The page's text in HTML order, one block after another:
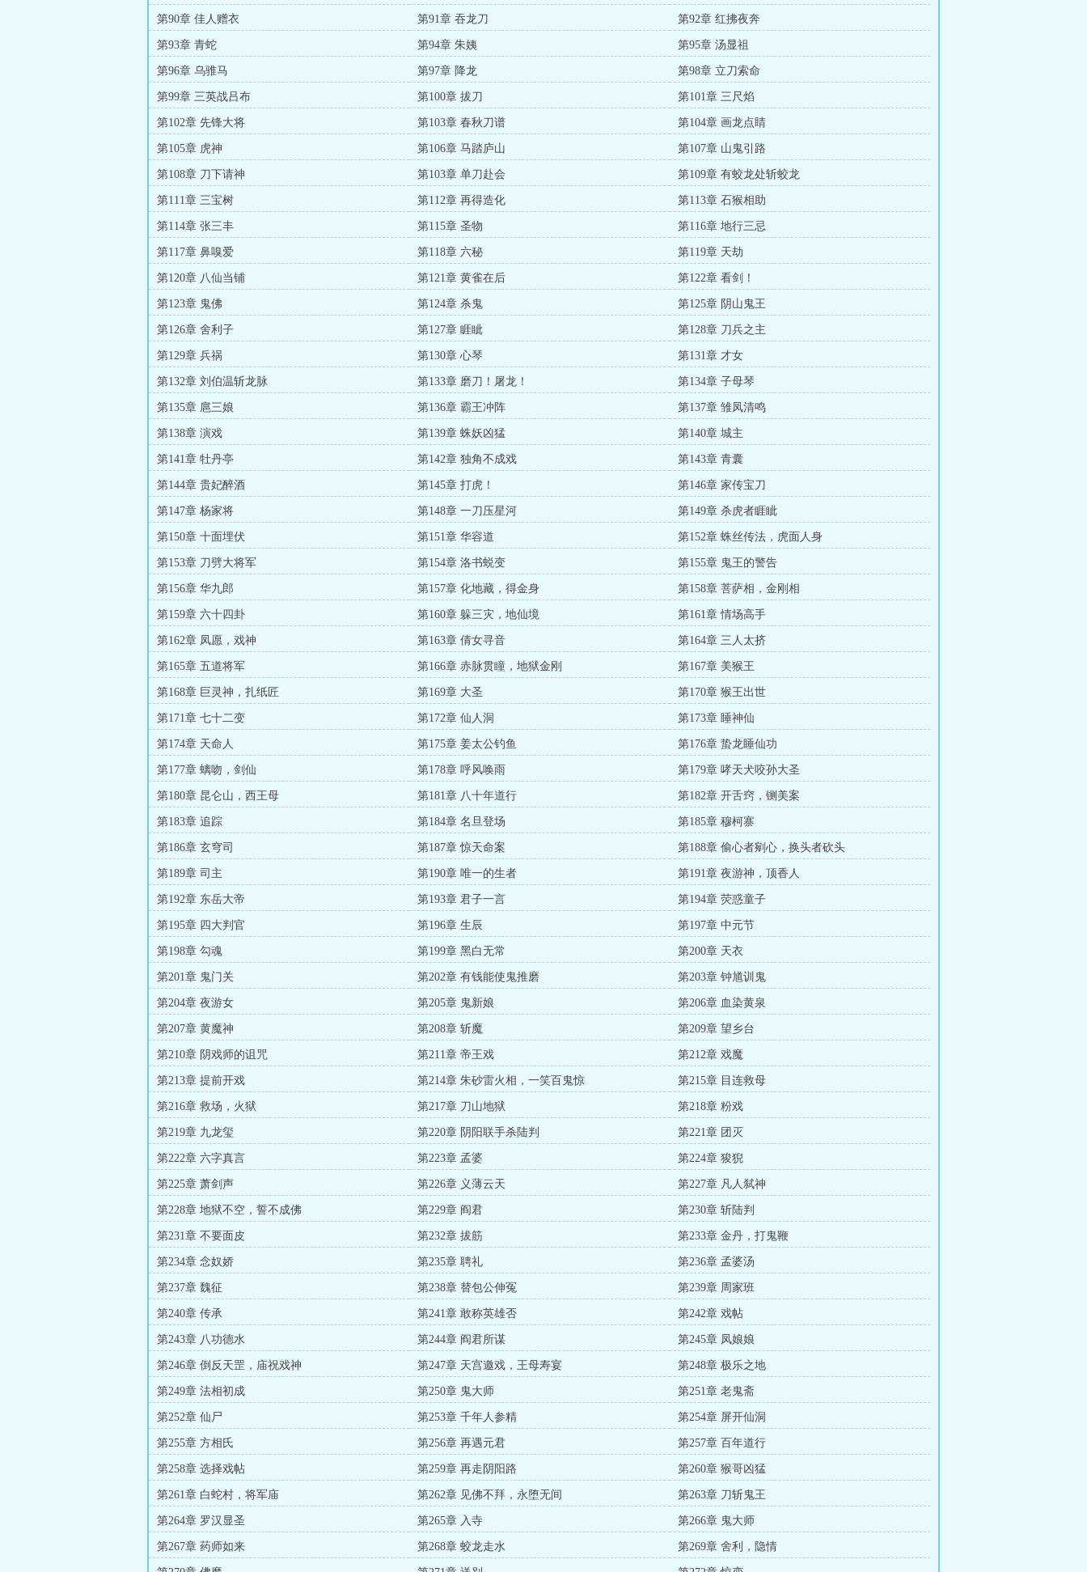
第90章 佳人赠衣 第91章 吞龙刀 第92章 红拂夜奔
第93章 青蛇 第94章 朱姨 第95章 汤显祖
第96章 乌骓马 第97章 降龙 第98章 立刀索命
第99章 三英战吕布 第100章 拔刀 第101章 三尺焰
第102章 先锋大将 第103章 春秋刀谱 第104章 画龙点睛
第105章 虎神 第106章 马踏庐山 第107章 山鬼引路
第108章 刀下请神 第103章 单刀赴会 第109章 有蛟龙处斩蛟龙
第111章 三宝树 第112章 再得造化 第113章 石猴相助
第114章 张三丰 第115章 圣物 第116章 地行三忌
第117章 鼻嗅爱 第118章 六秘 第119章 天劫
第120章 八仙当铺 第121章 黄雀在后 第122章 看剑！
第123章 鬼佛 第124章 杀鬼 第125章 阴山鬼王
第126章 舍利子 第127章 睚眦 第128章 刀兵之主
第129章 兵祸 第130章 心琴 第131章 才女
第132章 刘伯温斩龙脉 第133章 磨刀！屠龙！ 第134章 子母琴
第135章 扈三娘 第136章 霸王冲阵 第137章 雏凤清鸣
第138章 演戏 第139章 蛛妖凶猛 第140章 城主
第141章 牡丹亭 第142章 独角不成戏 第143章 青囊
第144章 贵妃醉酒 第145章 打虎！ 第146章 家传宝刀
第147章 杨家将 第148章 一刀压星河 第149章 杀虎者睚眦
第150章 十面埋伏 第151章 华容道 第152章 蛛丝传法，虎面人身
第153章 刀劈大将军 第154章 洛书蜕变 第155章 鬼王的警告
第156章 华九郎 第157章 化地藏，得金身 第158章 菩萨相，金刚相
第159章 六十四卦 第160章 躲三灾，地仙境 第161章 情场高手
第162章 凤愿，戏神 第163章 倩女寻音 第164章 三人太挤
第165章 五道将军 第166章 赤脉贯瞳，地狱金刚 第167章 美猴王
第168章 巨灵神，扎纸匠 第169章 大圣 第170章 猴王出世
第171章 七十二变 第172章 仙人洞 第173章 睡神仙
第174章 天命人 第175章 姜太公钓鱼 第176章 蛰龙睡仙功
第177章 螭吻，剑仙 第178章 呼风唤雨 第179章 哮天犬咬孙大圣
第180章 昆仑山，西王母 第181章 八十年道行 第182章 开舌窍，铡美案
第183章 追踪 第184章 名旦登场 第185章 穆柯寨
第186章 玄穹司 第187章 惊天命案 第188章 偷心者剜心，换头者砍头
第189章 司主 第190章 唯一的生者 第191章 夜游神，顶香人
第192章 东岳大帝 第193章 君子一言 第194章 荧惑童子
第195章 四大判官 第196章 生辰 第197章 中元节
第198章 勾魂 第199章 黑白无常 第200章 天衣
第201章 鬼门关 第202章 有钱能使鬼推磨 第203章 钟馗训鬼
第204章 夜游女 第205章 鬼新娘 第206章 血染黄泉
第207章 黄魔神 第208章 斩魔 第209章 望乡台
第210章 阴戏师的诅咒 第211章 帝王戏 第212章 戏魔
第213章 提前开戏 第214章 朱砂雷火相，一笑百鬼惊 第215章 目连救母
第216章 救场，火狱 第217章 刀山地狱 第218章 粉戏
第219章 九龙玺 第220章 阴阳联手杀陆判 第221章 团灭
第222章 六字真言 第223章 孟婆 第224章 狻猊
第225章 萧剑声 第226章 义薄云天 第227章 凡人弑神
第228章 地狱不空，誓不成佛 第229章 阎君 第230章 斩陆判
第231章 不要面皮 第232章 拔筋 第233章 金丹，打鬼鞭
第234章 念奴娇 第235章 聘礼 第236章 孟婆汤
第237章 魏征 第238章 替包公伸冤 第239章 周家班
第240章 传承 第241章 敢称英雄否 第242章 戏帖
第243章 八功德水 第244章 阎君所谋 第245章 凤娘娘
第246章 倒反天罡，庙祝戏神 第247章 天宫邀戏，王母寿宴 第248章 极乐之地
第249章 法相初成 第250章 鬼大师 第251章 老鬼斋
第252章 仙尸 第253章 千年人参精 第254章 屏开仙洞
第255章 方相氏 第256章 再遇元君 第257章 百年道行
第258章 选择戏帖 第259章 再走阴阳路 第260章 猴哥凶猛
第261章 白蛇村，将军庙 第262章 见佛不拜，永堕无间 第263章 刀斩鬼王
第264章 罗汉显圣 第265章 入寺 第266章 鬼大师
第267章 药师如来 第268章 蛟龙走水 第269章 舍利，隐情